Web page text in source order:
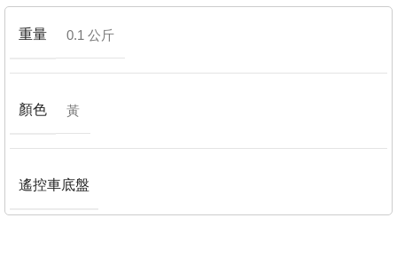
重量 0.1 公斤
顏色 黃
遙控車底盤